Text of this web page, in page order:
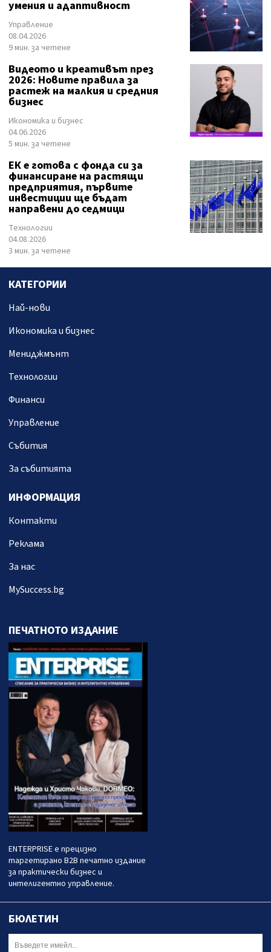
умения и адаптивност
Управление
08.04.2026
9 мин. за четене
Видеото и креативът през
2026: Новите правила за
растеж на малкия и средния
бизнес
Икономика и бизнес
04.06.2026
5 мин. за четене
ЕК е готова с фонда си за
финансиране на растящи
предприятия, първите
инвестиции ще бъдат
направени до седмици
Технологии
04.08.2026
3 мин. за четене
КАТЕГОРИИ
Най-нови
Икономика и бизнес
Мениджмънт
Технологии
Финанси
Управление
Събития
За събитията
ИНФОРМАЦИЯ
Контакти
Реклама
За нас
MySuccess.bg
ПЕЧАТНОТО ИЗДАНИЕ
ENTERPRISE е прецизно
таргетирано B2B печатно издание
за практически бизнес и
интелигентно управление.
БЮЛЕТИН